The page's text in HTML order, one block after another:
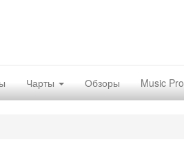
Чарты Обзоры Music Pro